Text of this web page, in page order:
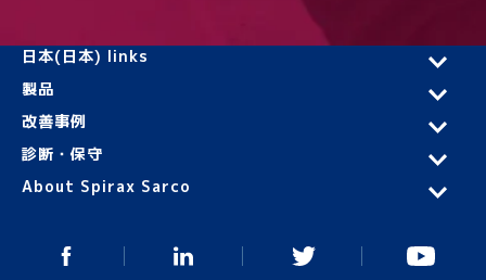
日本(日本) links
製品
改善事例
診断・保守
About Spirax Sarco